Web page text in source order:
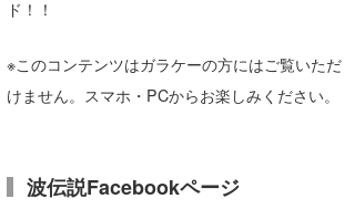
ド！！
※このコンテンツはガラケーの方にはご覧いただ
けません。スマホ・PCからお楽しみください。
波伝説Facebookページ
ライター/寄稿メディア
Core Surf Japan
Naoya Kimoto
Yasunari Inoue
メディア
Colors MAGAZINE
福島寿実子
波伝説スタッフ